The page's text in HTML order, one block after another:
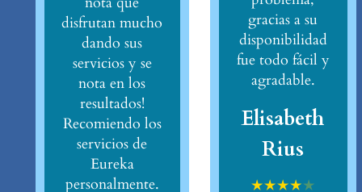
disfrutan mucho
dando sus
servicios y se
nota en los
resultados!
Recomiendo los
servicios de
Eureka
personalmente.
gracias a su
disponibilidad
fue todo fácil y
agradable.
Elisabeth
Rius
★★★★★